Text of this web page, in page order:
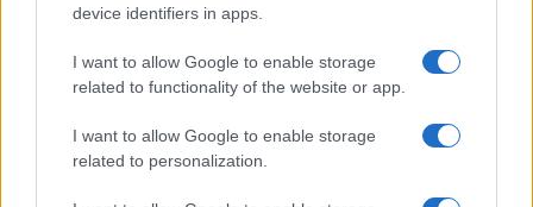
device identifiers in apps.
I want to allow Google to enable storage
related to functionality of the website or app.
I want to allow Google to enable storage
related to personalization.
NOTIZIE